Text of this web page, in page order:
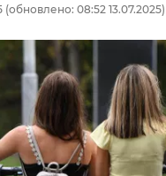
(обновлено: 08:52 13.07.2025)